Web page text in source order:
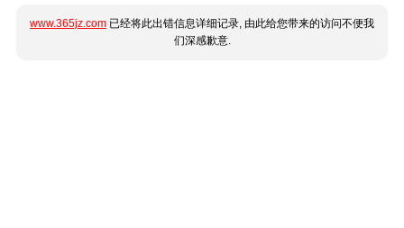
www.365jz.com 已经将此出错信息详细记录, 由此给您带来的访问不便我
们深感歉意.